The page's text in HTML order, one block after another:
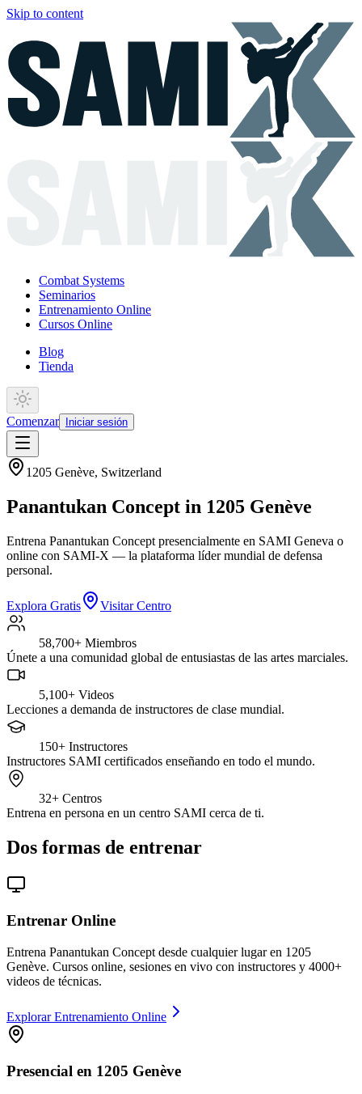
Skip to content
Combat Systems
Seminarios
Entrenamiento Online
Cursos Online
Blog
Tienda
Comenzar Iniciar sesión
1205 Genève, Switzerland
Panantukan Concept in 1205 Genève
Entrena Panantukan Concept presencialmente en SAMI Geneva o
online con SAMI-X — la plataforma líder mundial de defensa
personal.
Explora Gratis Visitar Centro
58,700+ Miembros
Únete a una comunidad global de entusiastas de las artes marciales.
5,100+ Videos
Lecciones a demanda de instructores de clase mundial.
150+ Instructores
Instructores SAMI certificados enseñando en todo el mundo.
32+ Centros
Entrena en persona en un centro SAMI cerca de ti.
Dos formas de entrenar
Entrenar Online
Entrena Panantukan Concept desde cualquier lugar en 1205
Genève. Cursos online, sesiones en vivo con instructores y 4000+
videos de técnicas.
Explorar Entrenamiento Online
Presencial en 1205 Genève